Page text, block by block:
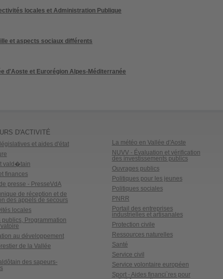
locales et Administration Publique
et aspects sociaux différents
d'Aoste et Eurorégion Alpes-Méditerranée
D'ACTIVITÉ
et aides d'état
vald�tain
finances
presse - PresseVdA
de réception et de
des appels de secours
locales
publics, Programmation
au développement
de la Vallée
des sapeurs-
La météo en Vallée d'Aoste
NUVV - Évaluation et vérification
des investissements publics
Ouvrages publics
Politiques pour les jeunes
Politiques sociales
PNRR
Portail des entreprises
industrielles et artisanales
Protection civile
Ressources naturelles
Santé
Service civil
Service volontaire européen
Sport - Aides financi`res pour